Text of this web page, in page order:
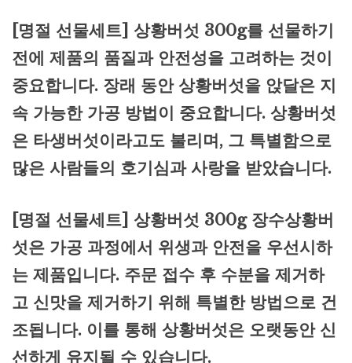
[명절 선물세트] 상황버섯 300g를 선물하기
전에 제품의 품질과 안전성을 고려하는 것이
중요합니다. 장래 동안 상황버섯을 앉달은 지
속 가능한 가공 방법이 중요합니다. 상황버섯
은 타생버섯이라고도 불리며, 그 특별함으로
많은 사람들의 호기심과 사랑을 받았습니다.
[명절 선물세트] 상황버섯 300g 장수상황버
섯은 가공 과정에서 위생과 안전을 우선시하
는 제품입니다. 주문 접수 후 수분을 제거하
고 신맛을 제거하기 위해 특별한 방법으로 건
조됩니다. 이를 통해 상황버섯은 오랫동안 신
선하게 유지될 수 있습니다.